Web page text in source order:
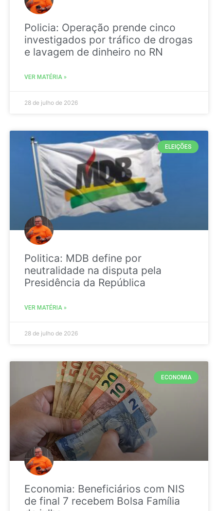
Policia: Operação prende cinco
investigados por tráfico de drogas
e lavagem de dinheiro no RN
VER MATÉRIA »
28 de julho de 2026
ELEIÇÕES
Politica: MDB define por
neutralidade na disputa pela
Presidência da República
VER MATÉRIA »
28 de julho de 2026
ECONOMIA
Economia: Beneficiários com NIS
de final 7 recebem Bolsa Família